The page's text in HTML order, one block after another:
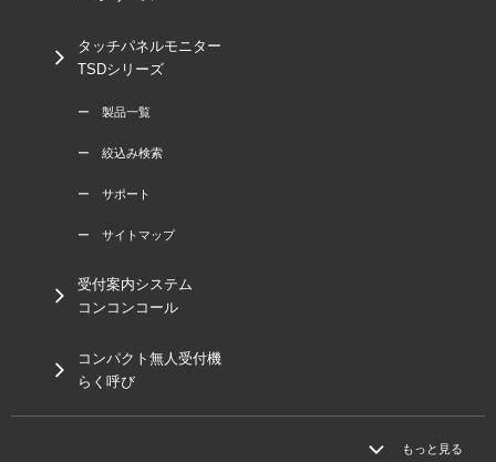
タッチパネルモニター
TSDシリーズ
ー 製品一覧
ー 絞込み検索
ー サポート
ー サイトマップ
受付案内システム
コンコンコール
コンパクト無人受付機
らく呼び
もっと見る